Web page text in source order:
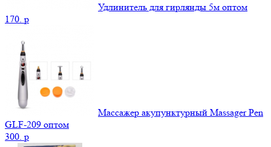
Удлинитель для гирлянды 5м оптом
170. p
Массажер акупунктурный Massager Pen
GLF-209 оптом
300. p